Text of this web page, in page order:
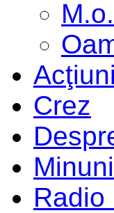
Crez
Minuni
Radio